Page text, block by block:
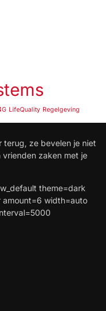
LifeQuality Regelgeving
terug, ze bevelen je niet
vrienden zaken met je
theme=dark
width=auto